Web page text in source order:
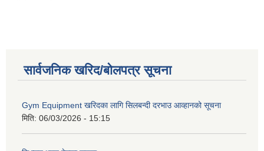
सार्वजनिक खरिद/बोलपत्र सूचना
Gym Equipment खरिदका लागि सिलबन्दी दरभाउ आव्हानको सूचना
मिति: 06/03/2026 - 15:15